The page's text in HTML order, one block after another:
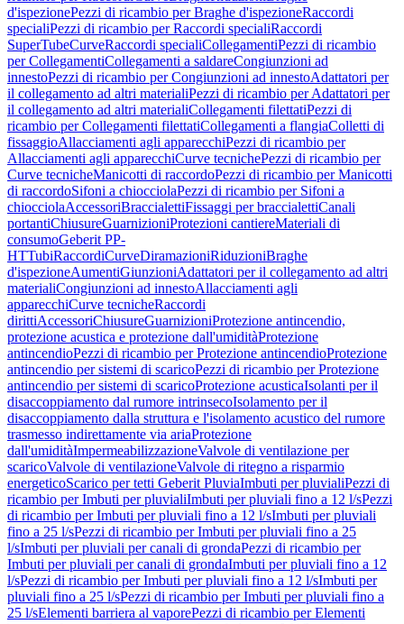
d'ispezionePezzi di ricambio per Braghe d'ispezioneRaccordi
specialiPezzi di ricambio per Raccordi specialiRaccordi
SuperTubeCurveRaccordi specialiCollegamentiPezzi di ricambio
per CollegamentiCollegamenti a saldareCongiunzioni ad
innestoPezzi di ricambio per Congiunzioni ad innestoAdattatori per
il collegamento ad altri materialiPezzi di ricambio per Adattatori per
il collegamento ad altri materialiCollegamenti filettatiPezzi di
ricambio per Collegamenti filettatiCollegamenti a flangiaColletti di
fissaggioAllacciamenti agli apparecchiPezzi di ricambio per
Allacciamenti agli apparecchiCurve tecnichePezzi di ricambio per
Curve tecnicheManicotti di raccordoPezzi di ricambio per Manicotti
di raccordoSifoni a chiocciolaPezzi di ricambio per Sifoni a
chiocciolaAccessoriBraccialettiFissaggi per braccialettiCanali
portantiChiusureGuarnizioniProtezioni cantiereMateriali di
consumoGeberit PP-
HTTubiRaccordiCurveDiramazioniRiduzioniBraghe
d'ispezioneAumentiGiunzioniAdattatori per il collegamento ad altri
materialiCongiunzioni ad innestoAllacciamenti agli
apparecchiCurve tecnicheRaccordi
dirittiAccessoriChiusureGuarnizioniProtezione antincendio,
protezione acustica e protezione dall'umiditàProtezione
antincendioPezzi di ricambio per Protezione antincendioProtezione
antincendio per sistemi di scaricoPezzi di ricambio per Protezione
antincendio per sistemi di scaricoProtezione acusticaIsolanti per il
disaccoppiamento dal rumore intrinsecoIsolamento per il
disaccoppiamento dalla struttura e l'isolamento acustico del rumore
trasmesso indirettamente via ariaProtezione
dall'umiditàImpermeabilizzazioneValvole di ventilazione per
scaricoValvole di ventilazioneValvole di ritegno a risparmio
energeticoScarico per tetti Geberit PluviaImbuti per pluvialiPezzi di
ricambio per Imbuti per pluvialiImbuti per pluviali fino a 12 l/sPezzi
di ricambio per Imbuti per pluviali fino a 12 l/sImbuti per pluviali
fino a 25 l/sPezzi di ricambio per Imbuti per pluviali fino a 25
l/sImbuti per pluviali per canali di grondaPezzi di ricambio per
Imbuti per pluviali per canali di grondaImbuti per pluviali fino a 12
l/sPezzi di ricambio per Imbuti per pluviali fino a 12 l/sImbuti per
pluviali fino a 25 l/sPezzi di ricambio per Imbuti per pluviali fino a
25 l/sElementi barriera al vaporePezzi di ricambio per Elementi